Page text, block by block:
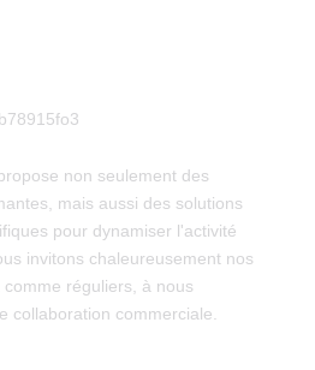
non seulement des
mais aussi des solutions
pour dynamiser l'activité
invitons chaleureusement nos
réguliers, à nous
collaboration commerciale.